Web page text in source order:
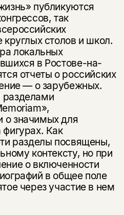
публикуются
так
столов и школ.
локальных
в Ростове-на-
отчеты о российских
— о зарубежных.
значимых для
фигурах. Как
разделы посвящены,
контексту, но при
о включенности
в общее поле
через участие в нем